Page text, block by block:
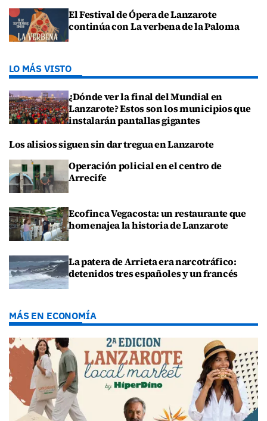
El Festival de Ópera de Lanzarote
continúa con La verbena de la Paloma
LO MÁS VISTO
¿Dónde ver la final del Mundial en
Lanzarote? Estos son los municipios que
instalarán pantallas gigantes
Los alisios siguen sin dar tregua en Lanzarote
Operación policial en el centro de
Arrecife
Ecofinca Vegacosta: un restaurante que
homenajea la historia de Lanzarote
La patera de Arrieta era narcotráfico:
detenidos tres españoles y un francés
MÁS EN ECONOMÍA